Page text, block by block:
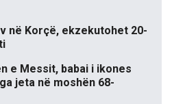
në Korçë, ekzekutohet 20-
e Messit, babai i ikones
jeta në moshën 68-